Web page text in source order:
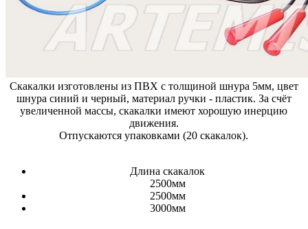
Скакалки изготовлены из ПВХ с толщиной шнура 5мм, цвет
шнура синий и черный, материал ручки - пластик. За счёт
увеличенной массы, скакалки имеют хорошую инерцию
движения.
Отпускаются упаковками (20 скакалок).
Длина скакалок
2500мм
2500мм
3000мм